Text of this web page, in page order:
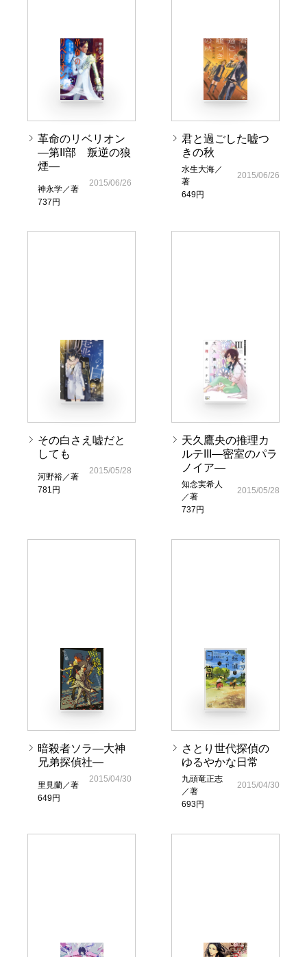
革命のリベリオン
―第II部 叛逆の狼
煙―
神永学／著
737円
2015/06/26
君と過ごした嘘つ
きの秋
水生大海／
著
649円
2015/06/26
その白さえ嘘だと
しても
河野裕／著
781円
2015/05/28
天久鷹央の推理カ
ルテIII―密室のパラ
ノイア―
知念実希人
／著
737円
2015/05/28
暗殺者ソラ―大神
兄弟探偵社―
里見蘭／著
649円
2015/04/30
さとり世代探偵の
ゆるやかな日常
九頭竜正志
／著
693円
2015/04/30